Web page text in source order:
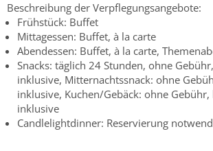
Beschreibung der Verpflegungsangebote:
Frühstück: Buffet
Mittagessen: Buffet, à la carte
Abendessen: Buffet, à la carte,
Snacks: täglich 24 Stunden, ohne
inklusive, Mitternachtssnack: ohne
inklusive, Kuchen/Gebäck: ohne
inklusive
Candlelightdinner: Reservierung